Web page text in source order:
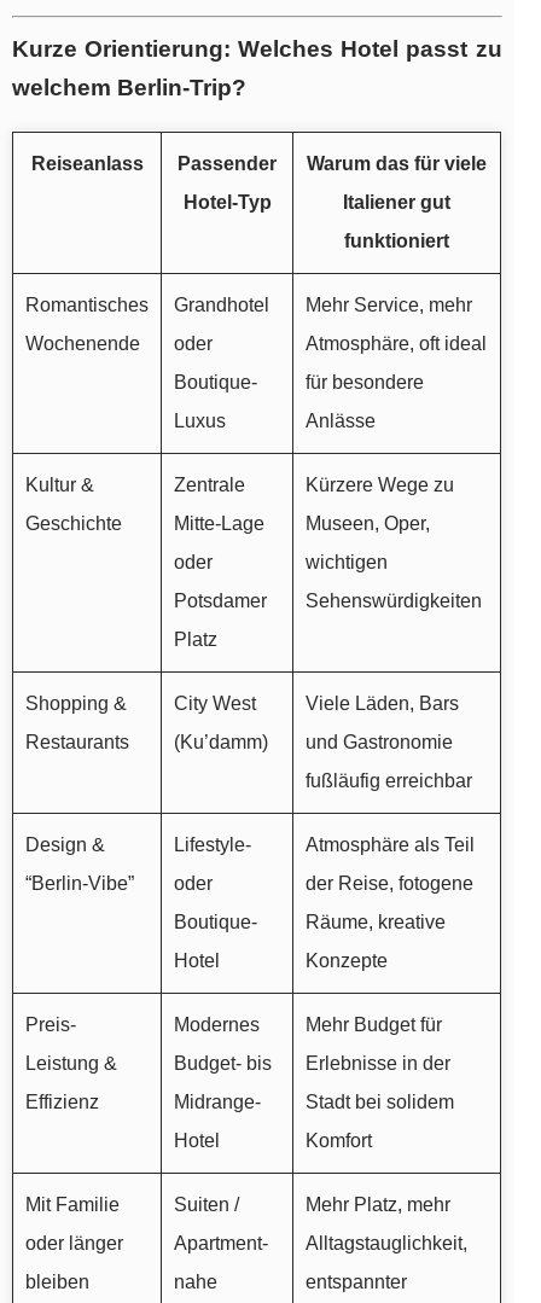
Kurze Orientierung: Welches Hotel passt zu
welchem Berlin-Trip?
Reiseanlass
Passender
Hotel-Typ
Warum das für viele
Italiener gut
funktioniert
Romantisches
Wochenende
Grandhotel
oder
Boutique-
Luxus
Mehr Service, mehr
Atmosphäre, oft ideal
für besondere
Anlässe
Kultur &
Geschichte
Zentrale
Mitte-Lage
oder
Potsdamer
Platz
Kürzere Wege zu
Museen, Oper,
wichtigen
Sehenswürdigkeiten
Shopping &
Restaurants
City West
(Ku’damm)
Viele Läden, Bars
und Gastronomie
fußläufig erreichbar
Design &
“Berlin-Vibe”
Lifestyle-
oder
Boutique-
Hotel
Atmosphäre als Teil
der Reise, fotogene
Räume, kreative
Konzepte
Preis-
Leistung &
Effizienz
Modernes
Budget- bis
Midrange-
Hotel
Mehr Budget für
Erlebnisse in der
Stadt bei solidem
Komfort
Mit Familie
oder länger
bleiben
Suiten /
Apartment-
nahe
Mehr Platz, mehr
Alltagstauglichkeit,
entspannter